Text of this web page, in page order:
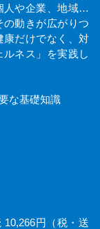
人や企業、地域…
の動きが広がりつ
康だけでなく、対
ネス」を実践し
な基礎知識
円（税・送